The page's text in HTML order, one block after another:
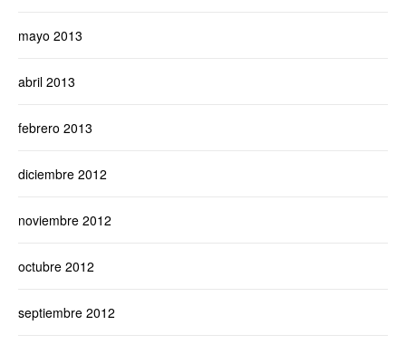
mayo 2013
abril 2013
febrero 2013
diciembre 2012
noviembre 2012
octubre 2012
septiembre 2012